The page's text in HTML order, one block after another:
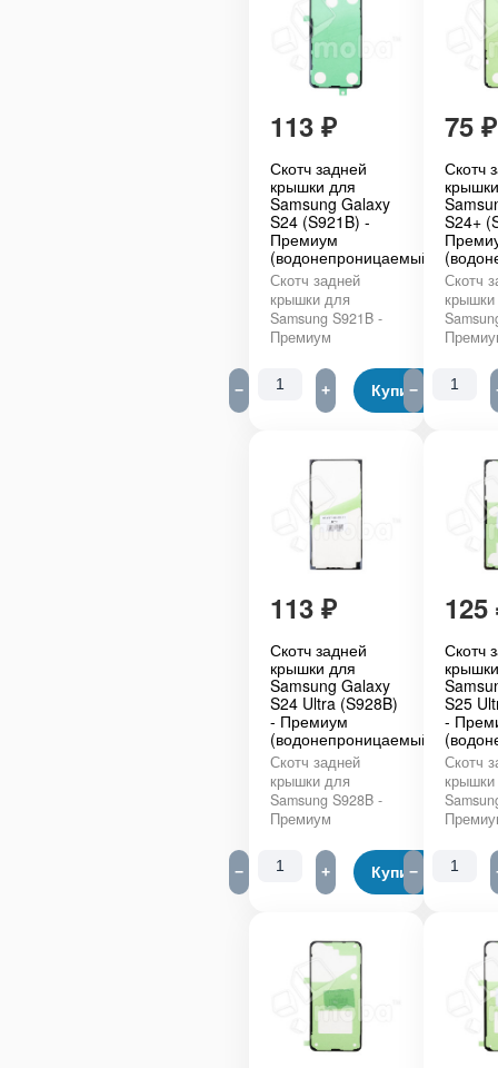
113 ₽
Скотч задней
крышки для
Samsung Galaxy
S24 (S921B) -
Премиум
(водонепроницаемый)
Скотч задней
крышки для
Samsung S921B -
Премиум
− + Купить
75 ₽
Скотч
S24+
Скотч
−
113 ₽
Скотч задней
крышки для
Samsung Galaxy
S24 Ultra (S928B)
- Премиум
(водонепроницаемый)
Скотч задней
крышки для
Samsung S928B -
Премиум
− + Купить
125
Скотч
S25
-
Скотч
−